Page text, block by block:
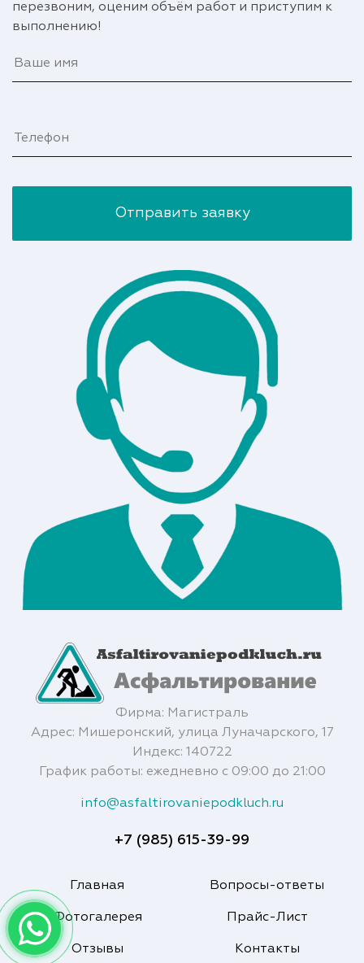
перезвоним, оценим объём работ и приступим к
выполнению!
Фирма: Магистраль
Адрес: Мишеронский, улица Луначарского, 17
Индекс: 140722
График работы: ежедневно с 09:00 до 21:00
info@asfaltirovaniepodkluch.ru
+7 (985) 615-39-99
Главная Вопросы-ответы
Фотогалерея Прайс-Лист
Отзывы Контакты